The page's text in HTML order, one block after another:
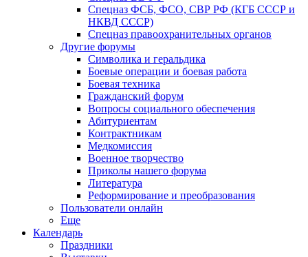
Спецназ ФСБ, ФСО, СВР РФ (КГБ СССР и
НКВД СССР)
Спецназ правоохранительных органов
Другие форумы
Символика и геральдика
Боевые операции и боевая работа
Боевая техника
Гражданский форум
Вопросы социального обеспечения
Абитуриентам
Контрактникам
Медкомиссия
Военное творчество
Приколы нашего форума
Литература
Реформирование и преобразования
Пользователи онлайн
Еще
Календарь
Праздники